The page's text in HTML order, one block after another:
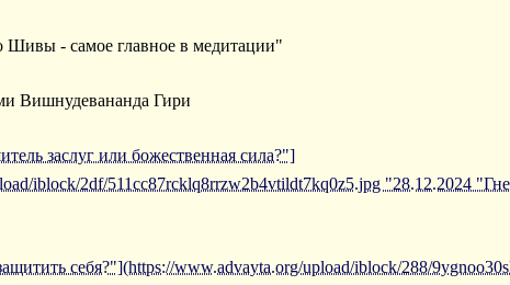
Шивы - самое главное в медитации"
Вишнудевананда Гири
заслуг или божественная сила?"]
iblock/2df/511cc87rcklq8rrzw2b4vtildt7kq0z5.jpg "28.12.2024
себя?"](https://www.advayta.org/upload/iblock/288/